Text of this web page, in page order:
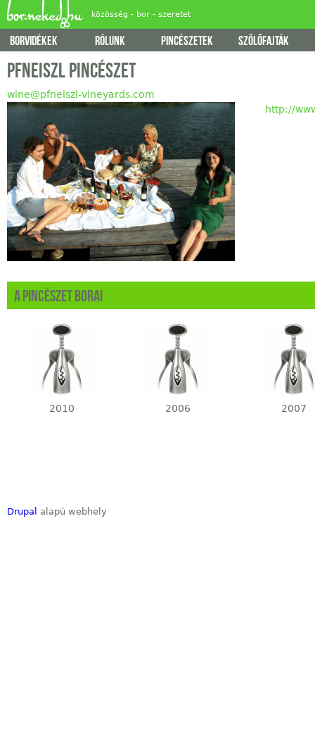
közösség - bor - szeretet
Főmenü
borvidékek rólunk pincészetek szőlőfajták
Pfneiszl Pincészet
wine@pfneiszl-vineyards.com
http://
A pincészet borai
2010 2006 2007
Drupal alapú webhely